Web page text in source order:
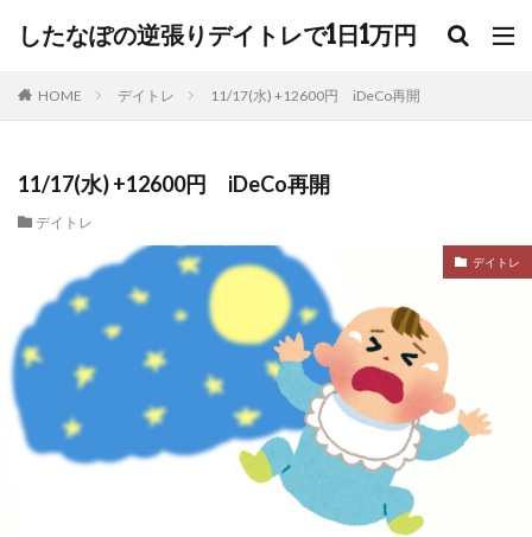
したなぽの逆張りデイトレで1日1万円
HOME デイトレ 11/17(水) +12600円 iDeCo再開
11/17(水) +12600円 iDeCo再開
デイトレ
デイトレ